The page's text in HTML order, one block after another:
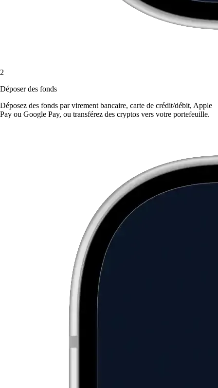
2
Déposer des fonds
Déposez des fonds par virement bancaire, carte de crédit/débit, Apple
Pay ou Google Pay, ou transférez des cryptos vers votre portefeuille.